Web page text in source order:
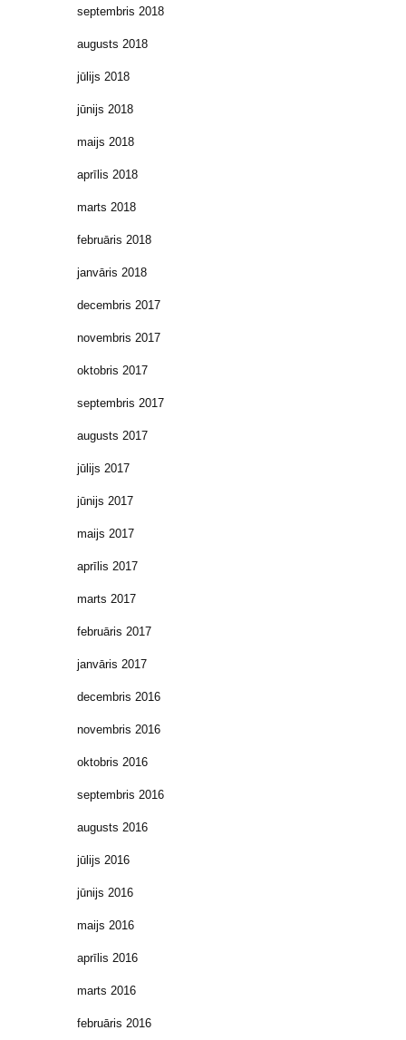
septembris 2018
augusts 2018
jūlijs 2018
jūnijs 2018
maijs 2018
aprīlis 2018
marts 2018
februāris 2018
janvāris 2018
decembris 2017
novembris 2017
oktobris 2017
septembris 2017
augusts 2017
jūlijs 2017
jūnijs 2017
maijs 2017
aprīlis 2017
marts 2017
februāris 2017
janvāris 2017
decembris 2016
novembris 2016
oktobris 2016
septembris 2016
augusts 2016
jūlijs 2016
jūnijs 2016
maijs 2016
aprīlis 2016
marts 2016
februāris 2016